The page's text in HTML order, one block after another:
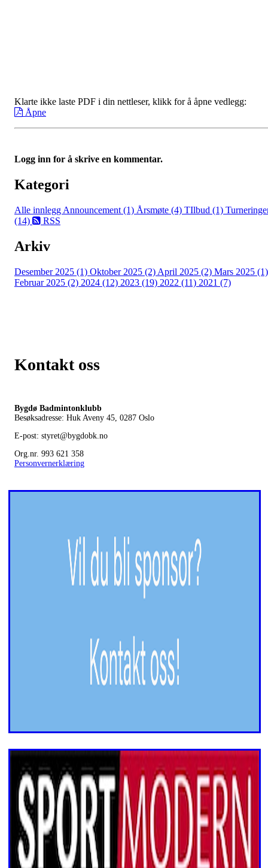
Klarte ikke laste PDF i din nettleser, klikk for å åpne vedlegg:
Åpne
Logg inn for å skrive en kommentar.
Kategori
Alle innlegg Announcement (1) Årsmøte (4) TIlbud (1)
(14)
RSS
Arkiv
Desember 2025 (1) Oktober 2025 (2) April 2025 (2) Mars 2025 (1)
Februar 2025 (2) 2024 (12) 2023 (19) 2022 (11) 2021 (7)
Kontakt oss
Bygdø Badmintonklubb
Besøksadresse: Huk Aveny 45, 0287 Oslo
E-post: styret@bygdobk.no
Org.nr. 993 621 358
Personvernerklæring